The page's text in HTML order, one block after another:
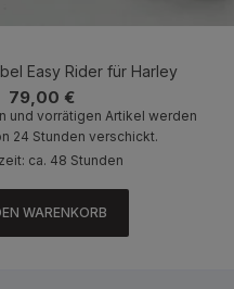
Easy Rider für Harley
79,00 €
und vorrätigen Artikel werden
24 Stunden verschickt.
ca. 48 Stunden
WARENKORB